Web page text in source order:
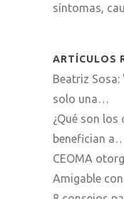
síntomas,
ARTÍCULOS
Beatriz Sosa:
solo una…
¿Qué son
benefician
CEOMA
Amigable